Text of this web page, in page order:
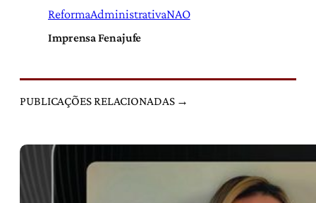
ReformaAdministrativaNAO
Imprensa Fenajufe
PUBLICAÇÕES RELACIONADAS →